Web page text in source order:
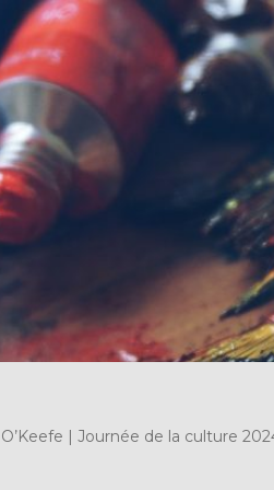
| Journée de la culture